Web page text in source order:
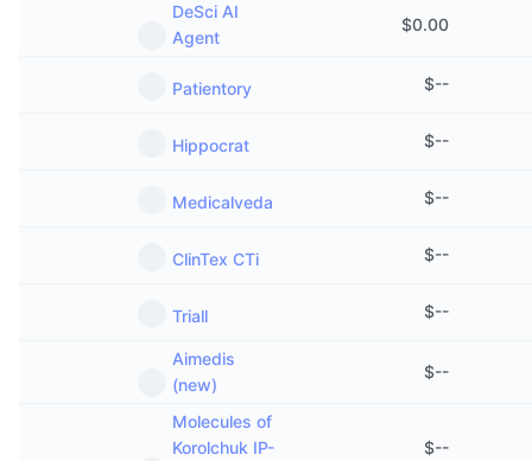
DeSci AI
Agent
$0.00
Patientory $--
Hippocrat $--
Medicalveda $--
ClinTex CTi $--
Triall $--
Aimedis
(new)
$--
Molecules of
Korolchuk IP-
$--